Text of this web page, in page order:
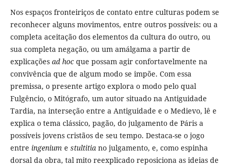
Nos espaços fronteiriços de contato entre culturas podem se
reconhecer alguns movimentos, entre outros possíveis: ou a
completa aceitação dos elementos da cultura do outro, ou
sua completa negação, ou um amálgama a partir de
explicações ad hoc que possam agir confortavelmente na
convivência que de algum modo se impõe. Com essa
premissa, o presente artigo explora o modo pelo qual
Fulgêncio, o Mitógrafo, um autor situado na Antiguidade
Tardia, na interseção entre a Antiguidade e o Medievo, lê e
explica o tema clássico, pagão, do julgamento de Páris a
possíveis jovens cristãos de seu tempo. Destaca-se o jogo
entre ingenium e stultitiano julgamento, e, como espinha
dorsal da obra, tal mito reexplicado reposiciona as ideias de